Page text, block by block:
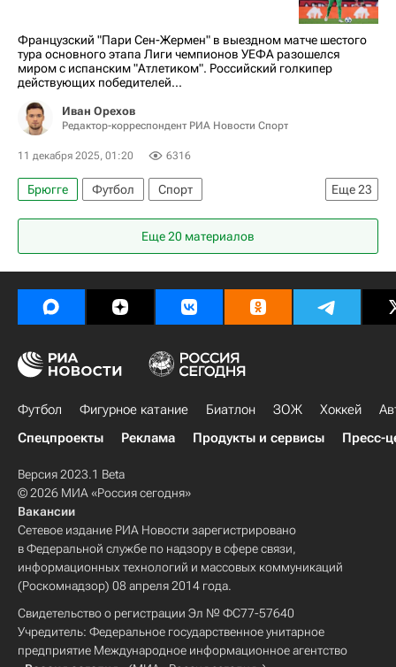
Французский "Пари Сен-Жермен" в выездном матче шестого
тура основного этапа Лиги чемпионов УЕФА разошелся
миром с испанским "Атлетиком". Российский голкипер
действующих победителей...
Иван Орехов
Редактор-корреспондент РИА Новости Спорт
11 декабря 2025, 01:20 6316
Еще23
Брюгге Футбол
Спорт
Авторы РИА Новости Спорт
Материалы РИА Спорт
Лига чемпионов УЕФА 2026-2027
Манчестер Сити
Реал Мадрид
Пари Сен-Жермен (ПСЖ)
Матвей Сафонов
Люка Шевалье
Атлетик (Бильбао)
Карабах
Аякс
Вильярреал
Копенгаген
Арсенал (Лондон)
Ювентус
Пафос
Бенфика Наполи
Байер 04
Будё-Глимт
Илья Забарный
Еще 20 материалов
Футбол Фигурное катание Биатлон ЗОЖ Хоккей
Спецпроекты
Реклама Продукты и сервисы Пресс-
Версия 2023.1 Beta
© 2026 МИА «Россия сегодня»
Вакансии
Сетевое издание РИА Новости зарегистрировано
в Федеральной службе по надзору в сфере связи,
информационных технологий и массовых коммуникаций
(Роскомнадзор) 08 апреля 2014 года.
Свидетельство о регистрации Эл № ФС77-57640
Учредитель: Федеральное государственное унитарное
предприятие Международное информационное агентство